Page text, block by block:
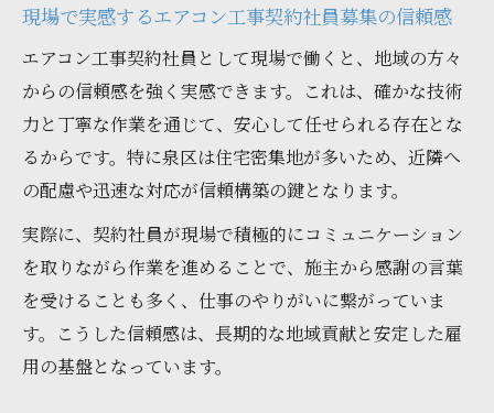
現場で実感するエアコン工事契約社員募集の信頼感
エアコン工事契約社員として現場で働くと、地域の方々
からの信頼感を強く実感できます。これは、確かな技術
力と丁寧な作業を通じて、安心して任せられる存在とな
るからです。特に泉区は住宅密集地が多いため、近隣へ
の配慮や迅速な対応が信頼構築の鍵となります。
実際に、契約社員が現場で積極的にコミュニケーション
を取りながら作業を進めることで、施主から感謝の言葉
を受けることも多く、仕事のやりがいに繋がっていま
す。こうした信頼感は、長期的な地域貢献と安定した雇
用の基盤となっています。